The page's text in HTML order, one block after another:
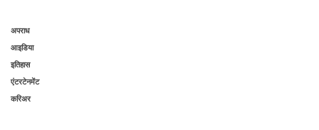
अपराध
आइडिया
इतिहास
एंटरटेनमेंट
करिअर